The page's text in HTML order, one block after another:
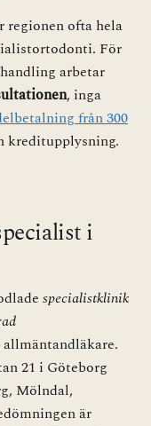
regionen ofta hela
För
arbetar
, inga
från 300
kreditupplysning.
i
specialistklinik
21 i Göteborg
Mölndal,
är